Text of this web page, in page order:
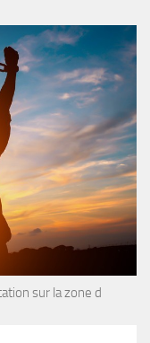
sur la zone d